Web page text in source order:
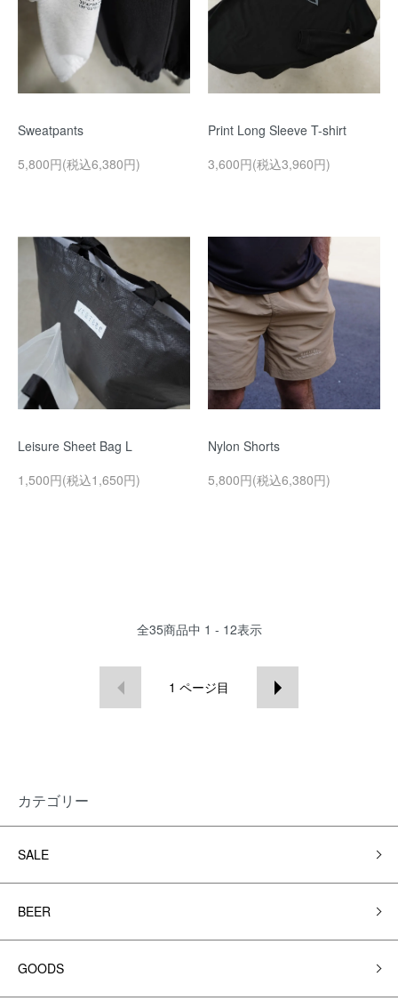
Sweatpants
5,800円(税込6,380円)
Print Long Sleeve T-shirt
3,600円(税込3,960円)
Leisure Sheet Bag L
1,500円(税込1,650円)
Nylon Shorts
5,800円(税込6,380円)
全35商品中 1 - 12表示
1 ページ目
カテゴリー
SALE
BEER
GOODS